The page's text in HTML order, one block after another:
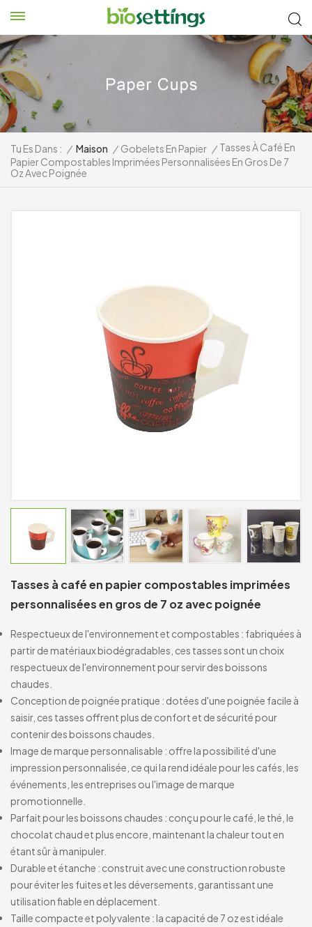
Tu Es Dans : / Maison / Gobelets En Papier / Tasses À Café En
Papier Compostables Imprimées Personnalisées En Gros De 7
Oz Avec Poignée
Tasses à café en papier compostables imprimées
personnalisées en gros de 7 oz avec poignée
Respectueux de l'environnement et compostables : fabriquées à
partir de matériaux biodégradables, ces tasses sont un choix
respectueux de l'environnement pour servir des boissons
chaudes.
Conception de poignée pratique : dotées d'une poignée facile à
saisir, ces tasses offrent plus de confort et de sécurité pour
contenir des boissons chaudes.
Image de marque personnalisable : offre la possibilité d'une
impression personnalisée, ce qui la rend idéale pour les cafés, les
événements, les entreprises ou l'image de marque
promotionnelle.
Parfait pour les boissons chaudes : conçu pour le café, le thé, le
chocolat chaud et plus encore, maintenant la chaleur tout en
étant sûr à manipuler.
Durable et étanche : construit avec une construction robuste
pour éviter les fuites et les déversements, garantissant une
utilisation fiable en déplacement.
Taille compacte et polyvalente : la capacité de 7 oz est idéale